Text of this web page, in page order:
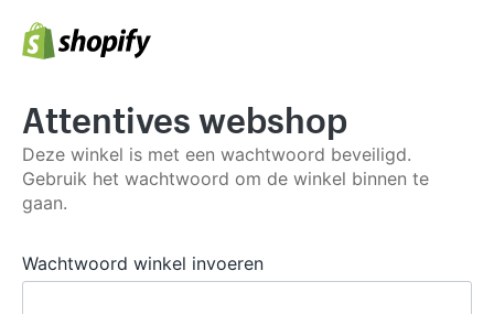
Attentives webshop
Deze winkel is met een wachtwoord beveiligd.
Gebruik het wachtwoord om de winkel binnen te
gaan.
Wachtwoord winkel invoeren